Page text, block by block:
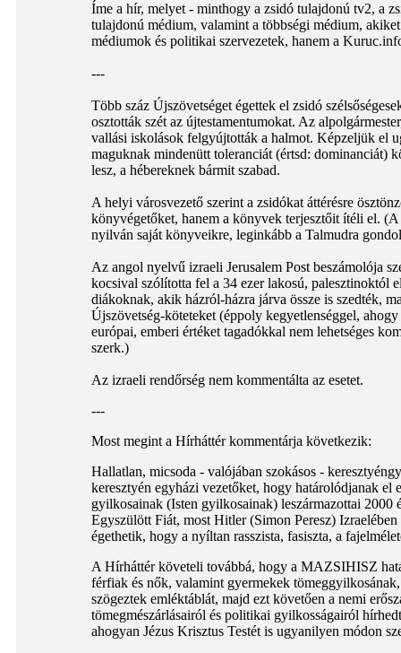
Íme a hír, melyet - minthogy a zsidó tulajdonú tv2, a
tulajdonú médium, valamint a többségi médium,
médiumok és politikai szervezetek, hanem a
---
Több száz Újszövetséget égettek el zsidó
osztották szét az újtestamentumokat. Az
vallási iskolások felgyújtották a halmot. Képzeljük el
maguknak mindenütt toleranciát (értsd: dominanciát)
lesz, a hébereknek bármit szabad.
A helyi városvezető szerint a zsidókat áttérésre
könyvégetőket, hanem a könyvek terjesztőit ítéli el.
nyilván saját könyveikre, leginkább a Talmudra
Az angol nyelvű izraeli Jerusalem Post beszámolója
kocsival szólította fel a 34 ezer lakosú, palesztinoktól
diákoknak, akik házról-házra járva össze is szedték,
Újszövetség-köteteket (éppoly kegyetlenséggel,
európai, emberi értéket tagadókkal nem lehetséges
szerk.)
Az izraeli rendőrség nem kommentálta az esetet.
---
Most megint a Hírháttér kommentárja következik:
Hallatlan, micsoda - valójában szokásos -
keresztyén egyházi vezetőket, hogy határolódjanak
gyilkosainak (Isten gyilkosainak) leszármazottai 2000
Egyszülött Fiát, most Hitler (Simon Peresz)
égethetik, hogy a nyíltan rasszista, fasiszta, a
A Hírháttér követeli továbbá, hogy a MAZSIHISZ
férfiak és nők, valamint gyermekek
szögeztek emléktáblát, majd ezt követően a nemi
tömegmészárlásairól és politikai gyilkosságairól
ahogyan Jézus Krisztus Testét is ugyanilyen módon